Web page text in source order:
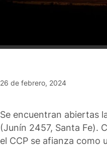
26 de febrero, 2024
Se encuentran abiertas
(Junín 2457, Santa Fe).
el CCP se afianza como